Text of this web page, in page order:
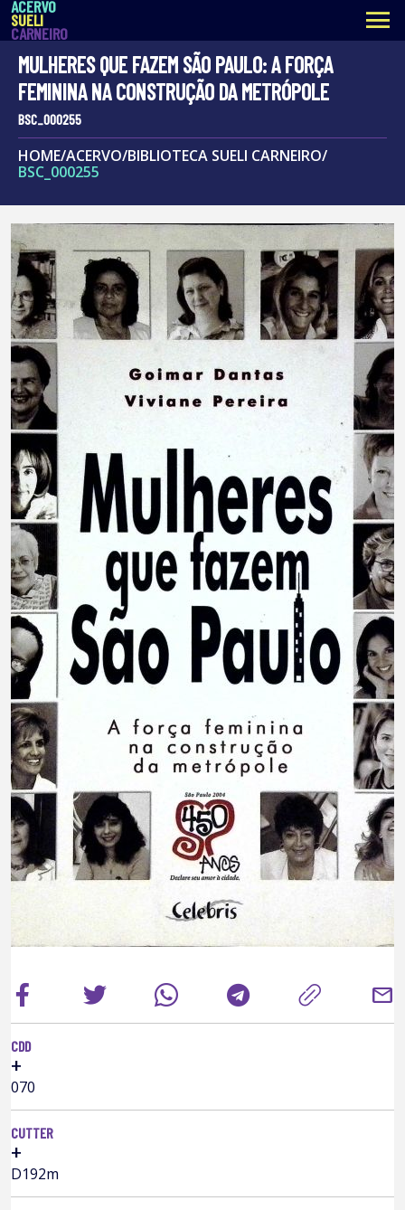
ACERVO
SUELI
CARNEIRO menu
MULHERES QUE FAZEM SÃO PAULO: A FORÇA
FEMININA NA CONSTRUÇÃO DA METRÓPOLE
BSC_000255
HOME/ACERVO/BIBLIOTECA SUELI CARNEIRO/
BSC_000255
mail
CDD
+
070
CUTTER
+
D192m